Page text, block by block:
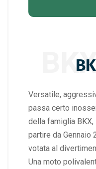
Versatile,
passa certo
della famiglia
partire da Gennaio
votata al
Una moto